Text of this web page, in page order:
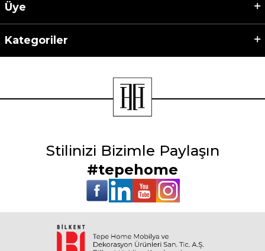
Üye
Kategoriler
Stilinizi Bizimle Paylaşın
#tepehome